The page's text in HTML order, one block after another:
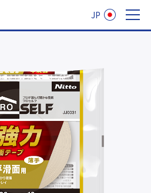
JP